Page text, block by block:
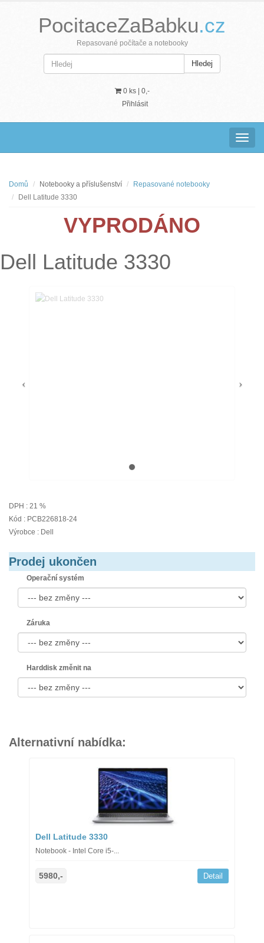
PocitaceZaBabku.cz
Repasované počítače a notebooky
Hledej
0 ks | 0,-
Přihlásit
Domů Notebooky a příslušenství
Repasované notebooky
Dell Latitude 3330
VYPRODÁNO
Dell Latitude 3330
DPH : 21 %
Kód : PCB226818-24
Výrobce : Dell
Prodej ukončen
Operační systém
Záruka
Harddisk změnit na
Alternativní nabídka:
Dell Latitude 3330
Notebook - Intel Core i5-...
5980,- Detail